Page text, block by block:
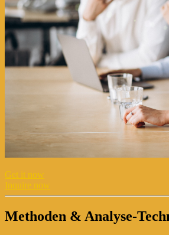
Get it now
Inquire now
Methoden & Analyse-